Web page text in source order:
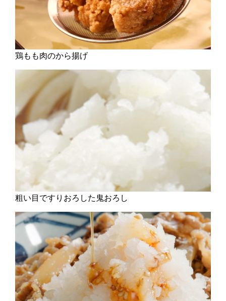
鶏もも肉のから揚げ
粗い目ですりおろした鬼おろし